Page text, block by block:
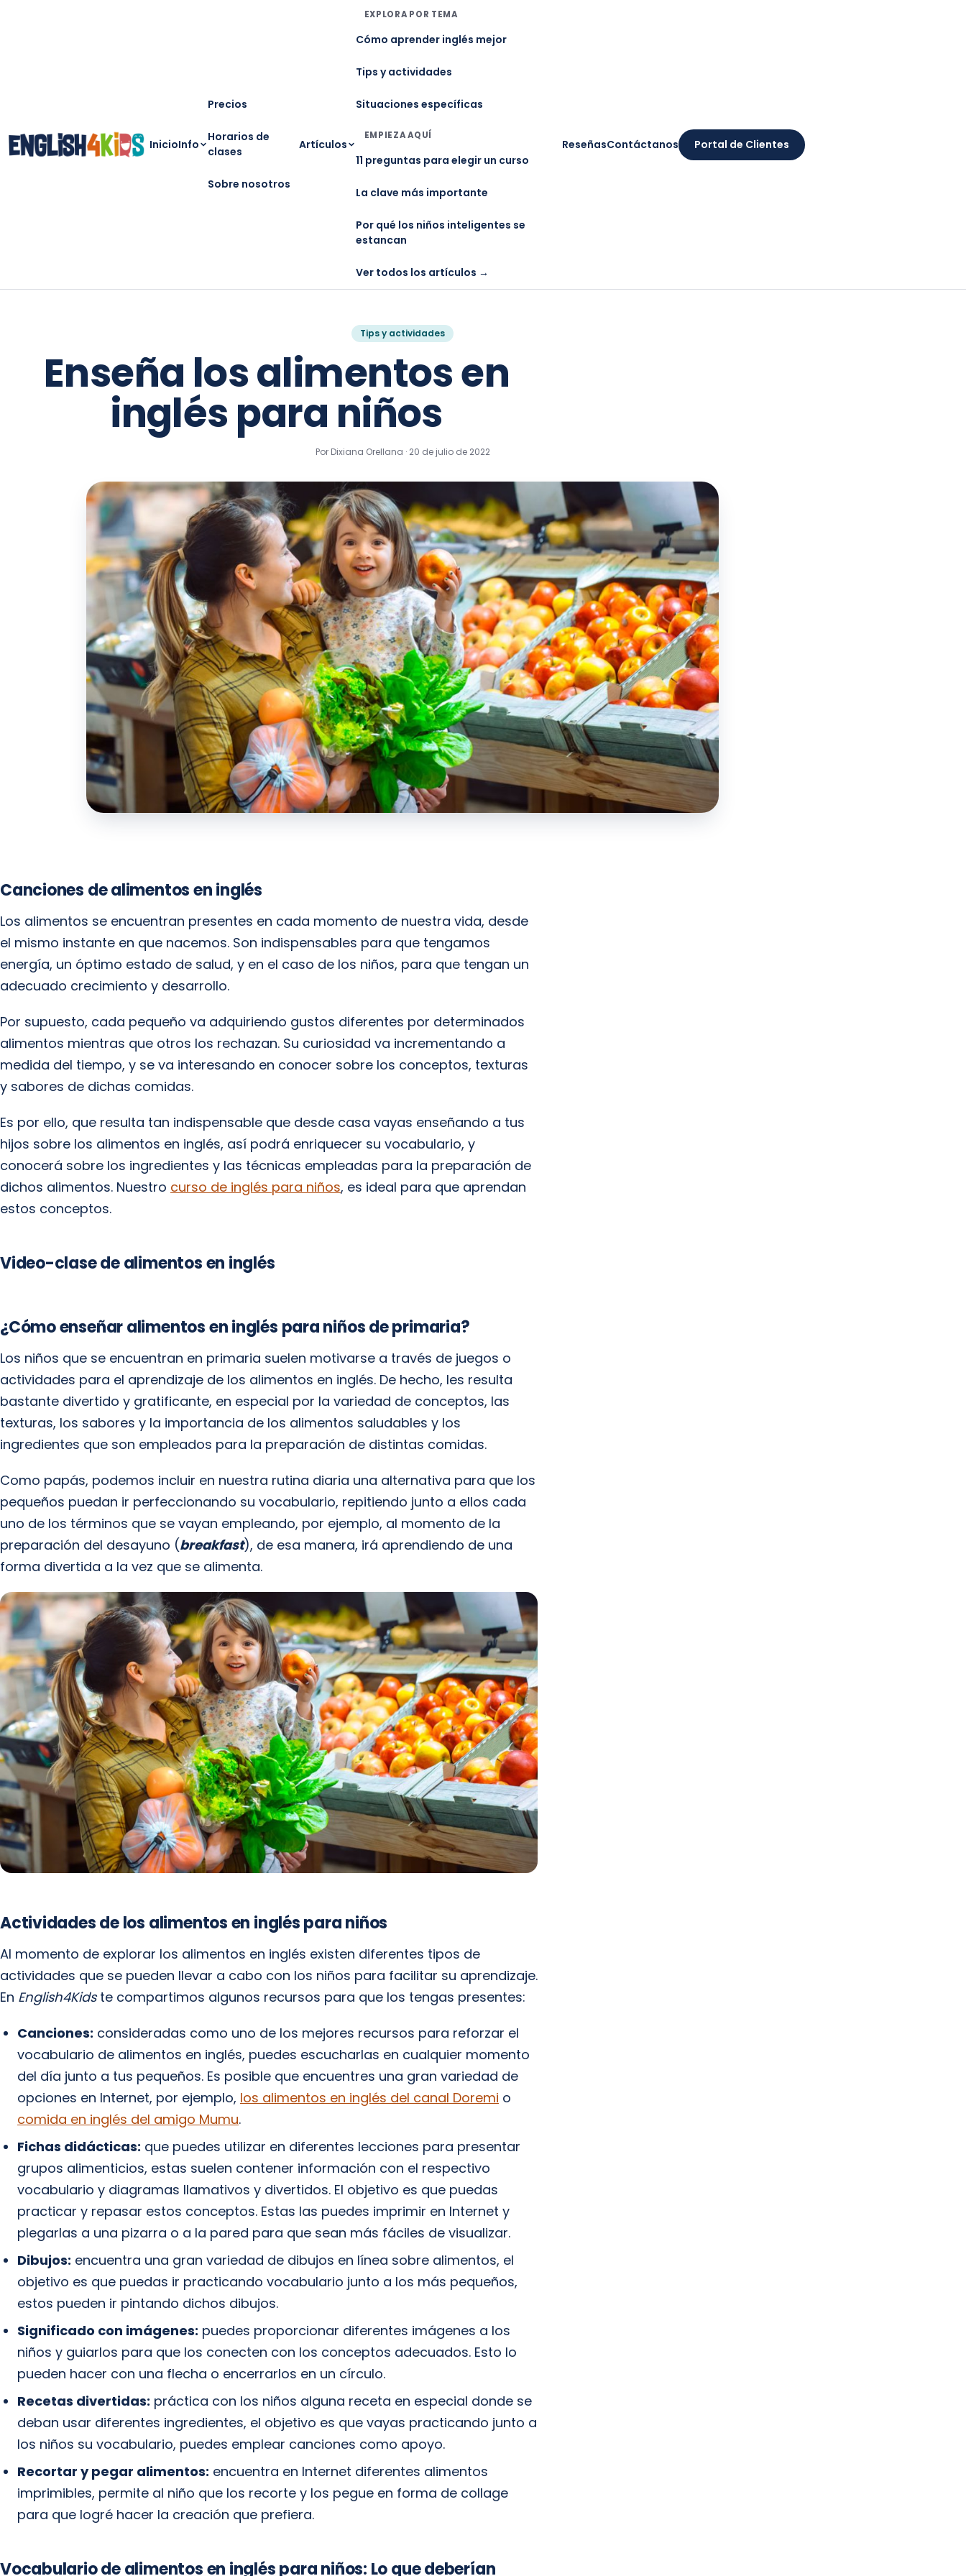
InicioInfo
Precios
Horarios de
clases
Sobre nosotros
Artículos
EXPLORA POR TEMA
Cómo aprender inglés mejor
Tips y actividades
Situaciones específicas
EMPIEZA AQUÍ
11 preguntas para elegir un curso
La clave más importante
Por qué los niños inteligentes se
estancan
Ver todos los artículos →
ReseñasContáctanos Portal de Clientes
Tips y actividades
Enseña los alimentos en
inglés para niños
Por Dixiana Orellana · 20 de julio de 2022
Canciones de alimentos en inglés
Los alimentos se encuentran presentes en cada momento de nuestra vida, desde
el mismo instante en que nacemos. Son indispensables para que tengamos
energía, un óptimo estado de salud, y en el caso de los niños, para que tengan un
adecuado crecimiento y desarrollo.
Por supuesto, cada pequeño va adquiriendo gustos diferentes por determinados
alimentos mientras que otros los rechazan. Su curiosidad va incrementando a
medida del tiempo, y se va interesando en conocer sobre los conceptos, texturas
y sabores de dichas comidas.
Es por ello, que resulta tan indispensable que desde casa vayas enseñando a tus
hijos sobre los alimentos en inglés, así podrá enriquecer su vocabulario, y
conocerá sobre los ingredientes y las técnicas empleadas para la preparación de
dichos alimentos. Nuestro curso de inglés para niños, es ideal para que aprendan
estos conceptos.
Video-clase de alimentos en inglés
¿Cómo enseñar alimentos en inglés para niños de primaria?
Los niños que se encuentran en primaria suelen motivarse a través de juegos o
actividades para el aprendizaje de los alimentos en inglés. De hecho, les resulta
bastante divertido y gratificante, en especial por la variedad de conceptos, las
texturas, los sabores y la importancia de los alimentos saludables y los
ingredientes que son empleados para la preparación de distintas comidas.
Como papás, podemos incluir en nuestra rutina diaria una alternativa para que los
pequeños puedan ir perfeccionando su vocabulario, repitiendo junto a ellos cada
uno de los términos que se vayan empleando, por ejemplo, al momento de la
preparación del desayuno (breakfast), de esa manera, irá aprendiendo de una
forma divertida a la vez que se alimenta.
Actividades de los alimentos en inglés para niños
Al momento de explorar los alimentos en inglés existen diferentes tipos de
actividades que se pueden llevar a cabo con los niños para facilitar su aprendizaje.
En English4Kidste compartimos algunos recursos para que los tengas presentes:
Canciones: consideradas como uno de los mejores recursos para reforzar el
vocabulario de alimentos en inglés, puedes escucharlas en cualquier momento
del día junto a tus pequeños. Es posible que encuentres una gran variedad de
opciones en Internet, por ejemplo, los alimentos en inglés del canal Doremi o
comida en inglés del amigo Mumu.
Fichas didácticas: que puedes utilizar en diferentes lecciones para presentar
grupos alimenticios, estas suelen contener información con el respectivo
vocabulario y diagramas llamativos y divertidos. El objetivo es que puedas
practicar y repasar estos conceptos. Estas las puedes imprimir en Internet y
plegarlas a una pizarra o a la pared para que sean más fáciles de visualizar.
Dibujos: encuentra una gran variedad de dibujos en línea sobre alimentos, el
objetivo es que puedas ir practicando vocabulario junto a los más pequeños,
estos pueden ir pintando dichos dibujos.
Significado con imágenes: puedes proporcionar diferentes imágenes a los
niños y guiarlos para que los conecten con los conceptos adecuados. Esto lo
pueden hacer con una flecha o encerrarlos en un círculo.
Recetas divertidas: práctica con los niños alguna receta en especial donde se
deban usar diferentes ingredientes, el objetivo es que vayas practicando junto a
los niños su vocabulario, puedes emplear canciones como apoyo.
Recortar y pegar alimentos: encuentra en Internet diferentes alimentos
imprimibles, permite al niño que los recorte y los pegue en forma de collage
para que logré hacer la creación que prefiera.
Vocabulario de alimentos en inglés para niños: Lo que deberían